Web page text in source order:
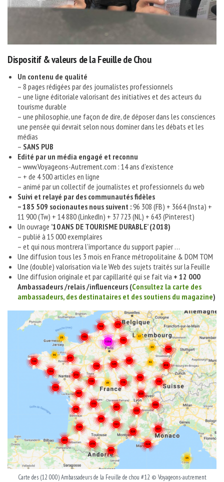
Dispositif & valeurs de la Feuille de Chou
Un contenu de qualité
– 8 pages rédigées par des journalistes professionnels
– une ligne éditoriale valorisant des initiatives et des acteurs du
tourisme durable
– une philosophie, une façon de dire, de déposer dans les consciences
une pensée qui devrait selon nous dominer dans les débats et les
médias
– SANS PUB
Edité par un média engagé et reconnu
– www.Voyageons-Autrement.com : 14 ans d’existence
– + de 4 500 articles en ligne
– animé par un collectif de journalistes et professionnels du web
Suivi et relayé par des communautés fidèles
– 185 509 socionautes nous suivent :96 308 (FB) + 3664 (Insta) +
11 900 (Tw) + 14 880 (LinkedIn) + 37 723 (NL) + 643 (Pinterest)
Un ouvrage ’10 ANS DE TOURISME DURABLE’ (2018)
– publié à 15 000 exemplaires
– et qui nous montrera l’importance du support papier …
Une diffusion tous les 3 mois en France métropolitaine & DOM TOM
Une (double) valorisation via le Web des sujets traités sur la Feuille
Une diffusion originale et par capillarité qui se fait via + 12 000
Ambassadeurs /relais /influenceurs (Consultez la carte des
ambassadeurs, des destinataires et des soutiens du magazine)
Carte des (12 000) Ambassadeurs de la Feuille de chou #12 © Voyageons-autrement